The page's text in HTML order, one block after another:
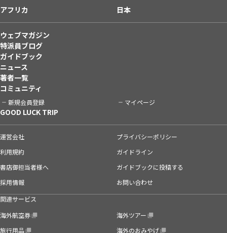
アフリカ
日本
ウェブマガジン
特派員ブログ
ガイドブック
ニュース
著者一覧
コミュニティ
新規会員登録 マイページ
GOOD LUCK TRIP
運営会社
プライバシーポリシー
利用規約
ガイドライン
書店御担当者様へ
ガイドブックに投稿する
採用情報
お問い合わせ
関連サービス
海外航空券
海外ツアー
旅行用品
海外のおみやげ